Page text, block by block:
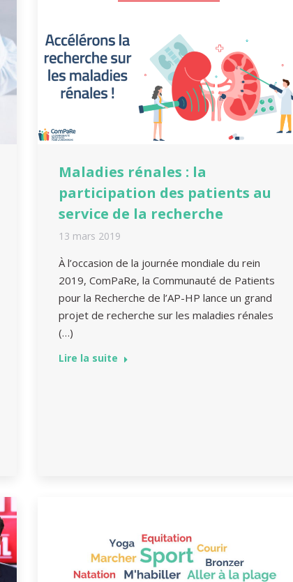
Maladies rénales : la
participation des patients au
service de la recherche
13 mars 2019
À l’occasion de la journée mondiale du rein
2019, ComPaRe, la Communauté de Patients
pour la Recherche de l’AP-HP lance un grand
projet de recherche sur les maladies rénales
(…)
Lire la suite